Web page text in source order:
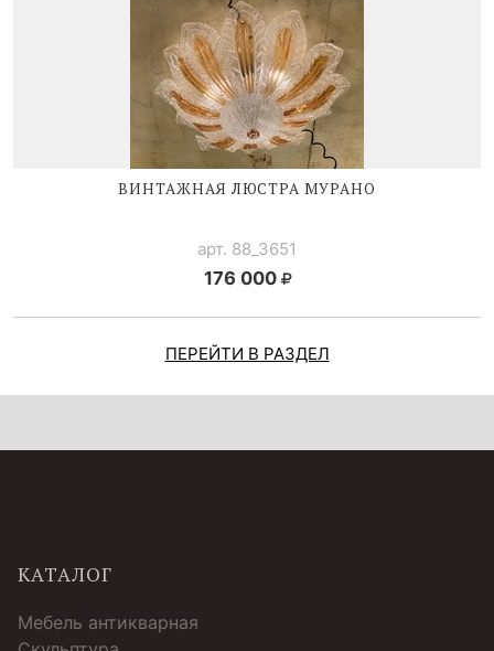
ВИНТАЖНАЯ ЛЮСТРА МУРАНО
арт. 88_3651
176 000
ПЕРЕЙТИ В РАЗДЕЛ
КАТАЛОГ
Мебель антикварная